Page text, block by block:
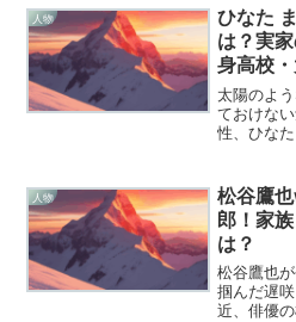
てきまし
ない若き
人物
ひなた
は？実
身高校
太陽のよ
ておけな
性、ひな
ーで一途
今や迷い
人物
松谷鷹
郎！家
は？
松谷鷹也
掴んだ遅
近、俳優